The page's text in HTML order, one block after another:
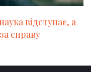
відступає, а
справу